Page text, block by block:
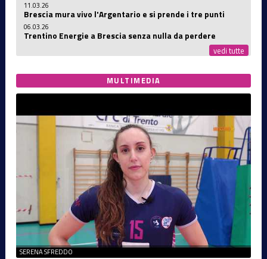
11.03.26
Brescia mura vivo l'Argentario e si prende i tre punti
06.03.26
Trentino Energie a Brescia senza nulla da perdere
vedi tutte
MULTIMEDIA
SERENA SFREDDO